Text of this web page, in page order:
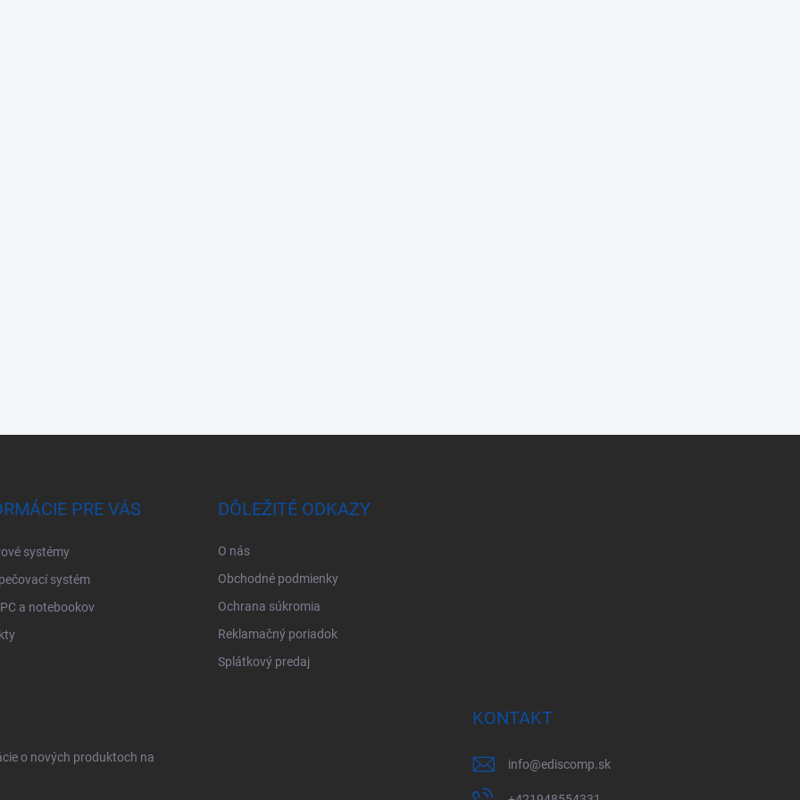
PRE VÁS
systémy
systém
a notebookov
DÔLEŽITÉ ODKAZY
O nás
Obchodné podmienky
Ochrana súkromia
Reklamačný poriadok
Splátkový predaj
o nových produktoch na
KONTAKT
info@ediscomp.sk